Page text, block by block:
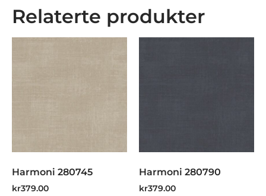
Relaterte produkter
Harmoni 280745
kr379.00
Harmoni 280790
kr379.00